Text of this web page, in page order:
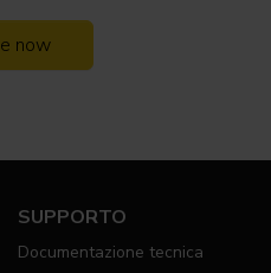
now
SUPPORTO
Documentazione tecnica